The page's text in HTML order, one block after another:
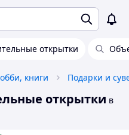
открытки
книги Подарки и
открытки в